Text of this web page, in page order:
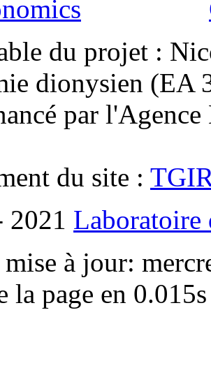
du projet :
dionysien
par l'Agence
du site :
Laboratoire
mise à jour:
la page en 0.015s